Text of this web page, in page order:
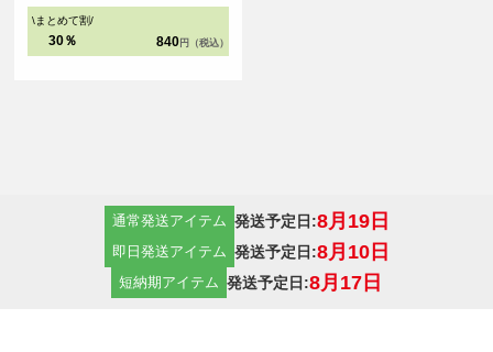
\まとめて割/
30％ 840 円（税込）
通常発送アイテム 発送予定日:8月19日
即日発送アイテム 発送予定日:8月10日
短納期アイテム 発送予定日:8月17日